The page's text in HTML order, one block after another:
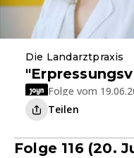
Die Landarztpraxis
Folge vom
Teilen
Folge 116 (20.